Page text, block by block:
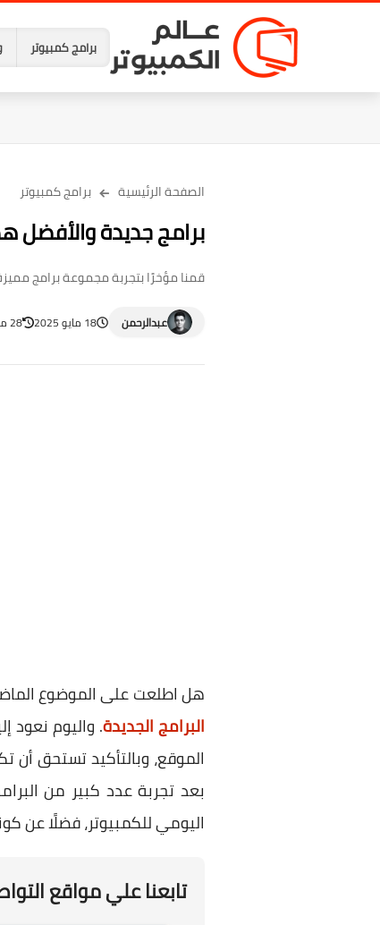
برامج كمبيوتر
الصفحة الرئيسية برامج كمبيوتر
برامج جديدة والأفضل هذا
قمنا مؤخرًا بتجربة مجموعة برامج
عبدالرحمن 18 مايو 2025 28 مايو 2025
هل اطلعت على الموضوع
البرامج الجديدة
الموقع، وبالتأكيد تستحق
بعد تجربة عدد كبير من
اليومي للكمبيوتر، فضلًا عن
تابعنا علي مواقع